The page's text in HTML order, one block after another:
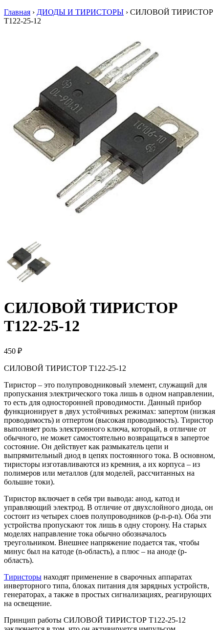
Главная › ДИОДЫ И ТИРИСТОРЫ › СИЛОВОЙ ТИРИСТОР
Т122-25-12
СИЛОВОЙ ТИРИСТОР
Т122-25-12
450 ₽
СИЛОВОЙ ТИРИСТОР Т122-25-12
Тиристор – это полупроводниковый элемент, служащий для
пропускания электрического тока лишь в одном направлении,
то есть для односторонней проводимости. Данный прибор
функционирует в двух устойчивых режимах: запертом (низкая
проводимость) и отпертом (высокая проводимость). Тиристор
выполняет роль электронного ключа, который, в отличие от
обычного, не может самостоятельно возвращаться в запертое
состояние. Он действует как размыкатель цепи и
выпрямительный диод в цепях постоянного тока. В основном,
тиристоры изготавливаются из кремния, а их корпуса – из
полимеров или металлов (для моделей, рассчитанных на
большие токи).
Тиристор включает в себя три вывода: анод, катод и
управляющий электрод. В отличие от двухслойного диода, он
состоит из четырех слоев полупроводников (p-n-p-n). Оба эти
устройства пропускают ток лишь в одну сторону. На старых
моделях направление тока обычно обозначалось
треугольником. Внешнее напряжение подается так, чтобы
минус был на катоде (n-область), а плюс – на аноде (p-
область).
Тиристоры находят применение в сварочных аппаратах
инверторного типа, блоках питания для зарядных устройств,
генераторах, а также в простых сигнализациях, реагирующих
на освещение.
Принцип работы СИЛОВОЙ ТИРИСТОР Т122-25-12